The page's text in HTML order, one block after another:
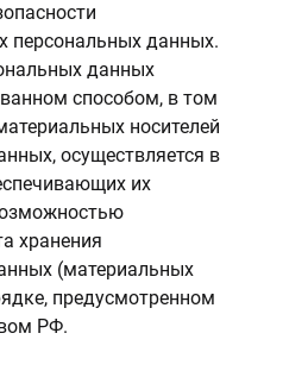
персональных данных.
данных
способом, в том
носителей
осуществляется в
их
хранения
(материальных
предусмотренном
РФ.